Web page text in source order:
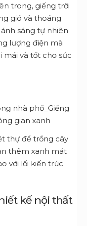
trong, giếng trời
gió và thoáng
sáng tự nhiên
lượng điện mà
mái và tốt cho sức
thự để trồng cây
thêm xanh mát
với lối kiến trúc
kế nội thất